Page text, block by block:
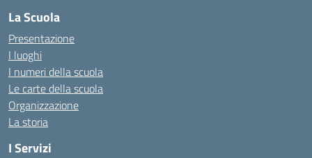
La Scuola
Presentazione
I luoghi
I numeri della scuola
Le carte della scuola
Organizzazione
La storia
I Servizi